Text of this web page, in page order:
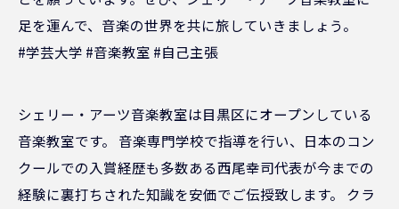
足を運んで、音楽の世界を共に旅していきましょう。
#学芸大学 #音楽教室 #自己主張
シェリー・アーツ音楽教室は目黒区にオープンしている
音楽教室です。 音楽専門学校で指導を行い、日本のコン
クールでの入賞経歴も多数ある西尾幸司代表が今までの
経験に裏打ちされた知識を安価でご伝授致します。 クラ